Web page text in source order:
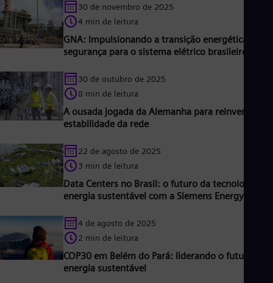
30 de novembro de 2025
4 min de leitura
GNA: Impulsionando a transição energética e
segurança para o sistema elétrico brasileiro
30 de outubro de 2025
8 min de leitura
A ousada jogada da Alemanha para reinventar a
estabilidade da rede
22 de agosto de 2025
3 min de leitura
Data Centers no Brasil: o futuro da tecnologia e
energia sustentável com a Siemens Energy
4 de agosto de 2025
2 min de leitura
COP30 em Belém do Pará: liderando o futuro da
energia sustentável